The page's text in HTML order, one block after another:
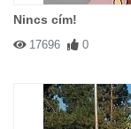
Nincs cím!
17696 0